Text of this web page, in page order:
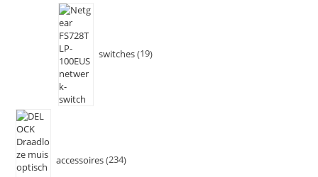
switches 19
accessoires 234